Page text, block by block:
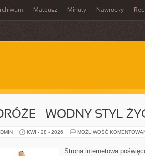
Mateusz Minuty Nawrocky
– WODNY STYL
KWI - 28 - 2026 MOŻLIWOŚĆ
Strona internetowa